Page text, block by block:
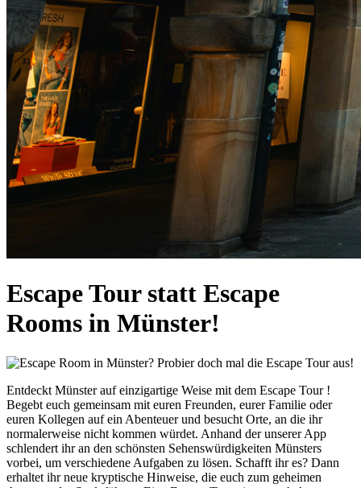
Escape Tour statt Escape
Rooms in Münster!
Entdeckt Münster auf einzigartige Weise mit dem Escape Tour !
Begebt euch gemeinsam mit euren Freunden, eurer Familie oder
euren Kollegen auf ein Abenteuer und besucht Orte, an die ihr
normalerweise nicht kommen würdet. Anhand der unserer App
schlendert ihr an den schönsten Sehenswürdigkeiten Münsters
vorbei, um verschiedene Aufgaben zu lösen. Schafft ihr es? Dann
erhaltet ihr neue kryptische Hinweise, die euch zum geheimen